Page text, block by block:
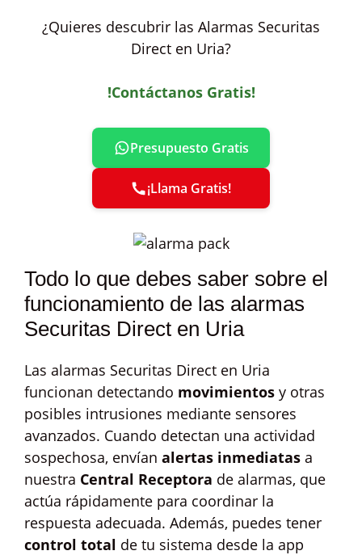
¿Quieres descubrir las Alarmas Securitas
Direct en Uria?
!Contáctanos Gratis!
Presupuesto Gratis
¡Llama Gratis!
Todo lo que debes saber sobre el
funcionamiento de las alarmas
Securitas Direct en Uria
Las alarmas Securitas Direct en Uria
funcionan detectando movimientos y otras
posibles intrusiones mediante sensores
avanzados. Cuando detectan una actividad
sospechosa, envían alertas inmediatas a
nuestra Central Receptora de alarmas, que
actúa rápidamente para coordinar la
respuesta adecuada. Además, puedes tener
control total de tu sistema desde la app